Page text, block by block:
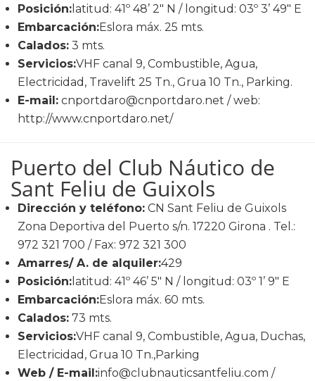
Posición: latitud: 41º 48’ 2" N / longitud: 03º 3’ 49" E
Embarcación:Eslora máx. 25 mts.
Calados: 3 mts.
Servicios:VHF canal 9, Combustible, Agua,
Electricidad, Travelift 25 Tn., Grua 10 Tn., Parking.
E-mail: cnportdaro@cnportdaro.net / web:
http://www.cnportdaro.net/
Puerto del Club Náutico de
Sant Feliu de Guixols
Dirección y teléfono: CN Sant Feliu de Guixols
Zona Deportiva del Puerto s/n. 17220 Girona . Tel.:
972 321 700 / Fax: 972 321 300
Amarres/ A. de alquiler:429
Posición: latitud: 41º 46’ 5" N / longitud: 03º 1’ 9" E
Embarcación:Eslora máx. 60 mts.
Calados: 73 mts.
Servicios:VHF canal 9, Combustible, Agua, Duchas,
Electricidad, Grua 10 Tn.,Parking
Web / E-mail:info@clubnauticsantfeliu.com /